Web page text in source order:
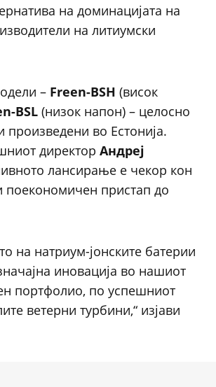
на доминацијата на
на литиумски
– Freen-BSH (висок
BSL (низок напон) – целосно
произведени во Естонија.
директор Андреј
лансирање е чекор кон
поекономичен пристап до
на натриум-јонските батерии
иновација во нашиот
портфолио, по успешниот
ветерни турбини,“ изјави